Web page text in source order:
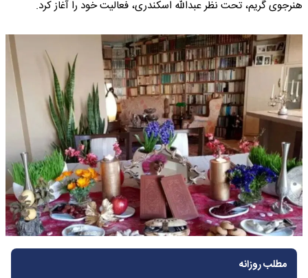
هنرجوی گریم، تحت نظر عبدالله اسکندری، فعالیت خود را آغاز کرد.
مطلب روزانه